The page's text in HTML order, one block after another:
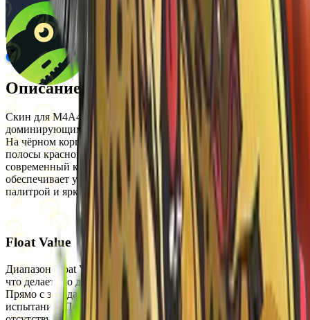
Описание
Скин для M4A4 выполнен в эксклюзивной окраске с
доминирующими красным, жёлтым и золотистым цветами.
На чёрном корпусе оружия расположены диагональные
полосы красного, жёлтого и золотого оттенков, создавая
современный кибернетический дизайн. Эта окраска
обеспечивает уникальный внешний вид с чёткой цветовой
палитрой и яркими акцентами.
Float Value
Диапазон Float Value для этого скина составляет от 0 до 0.98,
что делает его доступным в следующих состояниях износа:
Прямо с завода, Немного поношенное, После полевых
испытаний, Поношенное и Закалённое в боях. StatTrak версия